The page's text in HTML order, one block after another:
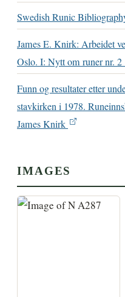
Swedish Runic
James E. Knirk: Arbeidet
Oslo. I: Nytt om runer nr. 2
Funn og resultater etter
stavkirken i 1978.
James Knirk
IMAGES